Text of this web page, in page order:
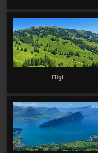
Rigi